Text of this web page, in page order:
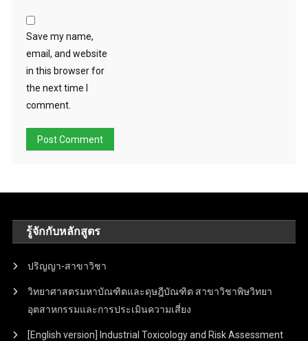
Save my name,
email, and website
in this browser for
the next time I
comment.
รู้จักกับหลักสูตร
ปริญญา-สาขาวิชา
วิทยาศาสตรมหาบัณฑิตและดุษฎีบัณฑิต สาขาวิชาพิษวิทยา
อุตสาหกรรมและการประเมินความเสี่ยง
[English version] Industrial Toxicology and Risk Assessment